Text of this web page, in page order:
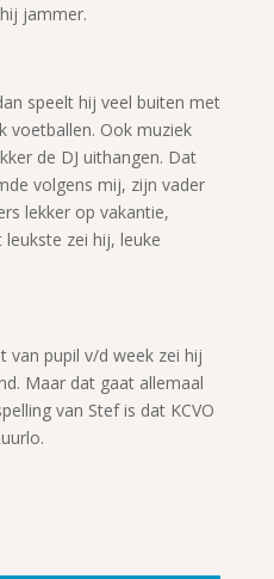
jammer.
speelt hij veel buiten met
voetballen. Ook muziek
de DJ uithangen. Dat
volgens mij, zijn vader
lekker op vakantie,
zei hij, leuke
van pupil v/d week zei hij
Maar dat gaat allemaal
van Stef is dat KCVO